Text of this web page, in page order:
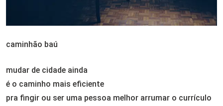
caminhão baú
mudar de cidade ainda
é o caminho mais eficiente
pra fingir ou ser uma pessoa melhor arrumar o currículo